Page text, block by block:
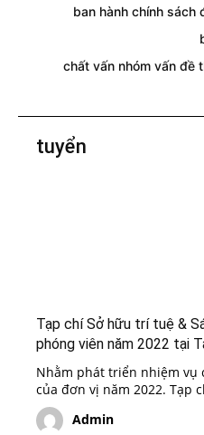
ban hành chính sách
chất vấn nhóm vấn đề
tuyển
Tạp chí Sở hữu trí tuệ &
phóng viên năm 2022 tại
Nhằm phát triển nhiệm vụ
của đơn vị năm 2022. Tạp
Admin